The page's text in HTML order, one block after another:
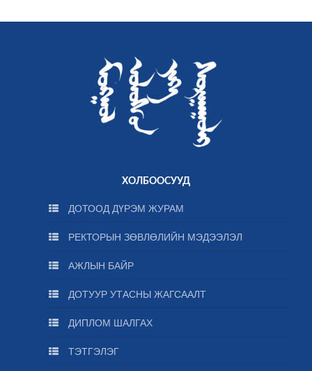
ХОЛБООСУУД
ДОТООД ДҮРЭМ ЖУРАМ
РЕКТОРЫН ЗӨВЛӨЛИЙН МЭДЭЭЛЭЛ
АЖЛЫН БАЙР
ДОТУУР УТАСНЫ ЖАГСААЛТ
ДИПЛОМ ШАЛГАХ
ТЭТГЭЛЭГ